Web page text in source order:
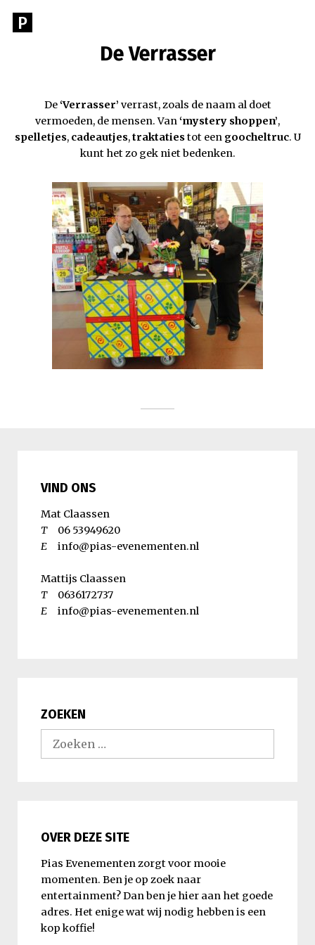
naar
Ga
Pias
evenementen
P
EVENEMENTEN
evenementen
De Verrasser
De‘Verrasser’ verrast, zoals de naam al doet
vermoeden, de mensen. Van‘mystery shoppen’,
spelletjes, cadeautjes,traktatiestot een goocheltruc. U
kunt het zo gek niet bedenken.
VIND ONS
Mat Claassen
T 06 53949620
Einfo@pias-evenementen.nl
Mattijs Claassen
T0636172737
Einfo@pias-evenementen.nl
ZOEKEN
Zoeken
naar:
OVER DEZE SITE
Pias Evenementen zorgt voor mooie
momenten. Ben je op zoek naar
entertainment? Dan ben je hier aan het goede
adres. Het enige wat wij nodig hebben is een
kop koffie!